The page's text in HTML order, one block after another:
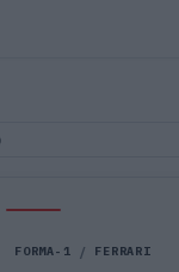
FORMA-1 / FERRARI